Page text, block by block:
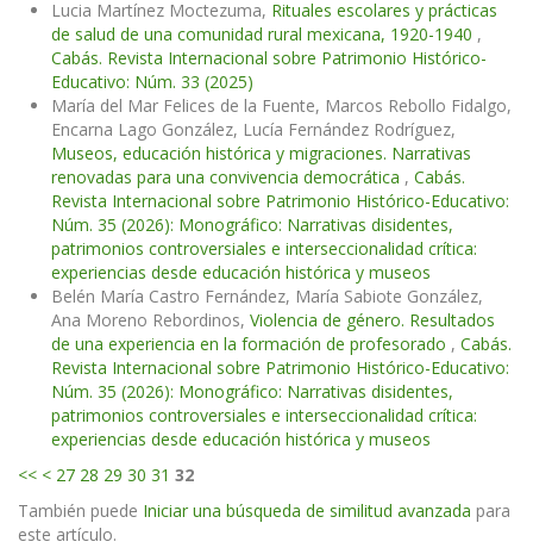
Lucia Martínez Moctezuma, Rituales escolares y prácticas
de salud de una comunidad rural mexicana, 1920-1940 ,
Cabás. Revista Internacional sobre Patrimonio Histórico-
Educativo: Núm. 33 (2025)
María del Mar Felices de la Fuente, Marcos Rebollo Fidalgo,
Encarna Lago González, Lucía Fernández Rodríguez,
Museos, educación histórica y migraciones. Narrativas
renovadas para una convivencia democrática , Cabás.
Revista Internacional sobre Patrimonio Histórico-Educativo:
Núm. 35 (2026): Monográfico: Narrativas disidentes,
patrimonios controversiales e interseccionalidad crítica:
experiencias desde educación histórica y museos
Belén María Castro Fernández, María Sabiote González,
Ana Moreno Rebordinos, Violencia de género. Resultados
de una experiencia en la formación de profesorado , Cabás.
Revista Internacional sobre Patrimonio Histórico-Educativo:
Núm. 35 (2026): Monográfico: Narrativas disidentes,
patrimonios controversiales e interseccionalidad crítica:
experiencias desde educación histórica y museos
<< < 27 28 29 30 31 32
También puede Iniciar una búsqueda de similitud avanzada para
este artículo.